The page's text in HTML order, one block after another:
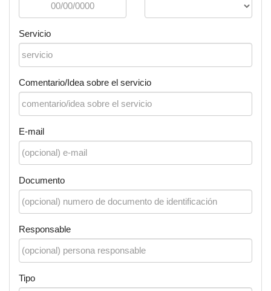
Servicio
Comentario/Idea sobre el servicio
E-mail
Documento
Responsable
Tipo